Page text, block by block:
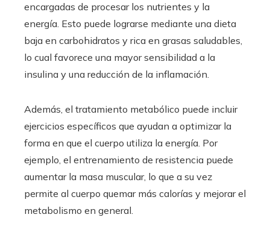
encargadas de procesar los nutrientes y la
energía. Esto puede lograrse mediante una dieta
baja en carbohidratos y rica en grasas saludables,
lo cual favorece una mayor sensibilidad a la
insulina y una reducción de la inflamación.
Además, el tratamiento metabólico puede incluir
ejercicios específicos que ayudan a optimizar la
forma en que el cuerpo utiliza la energía. Por
ejemplo, el entrenamiento de resistencia puede
aumentar la masa muscular, lo que a su vez
permite al cuerpo quemar más calorías y mejorar el
metabolismo en general.